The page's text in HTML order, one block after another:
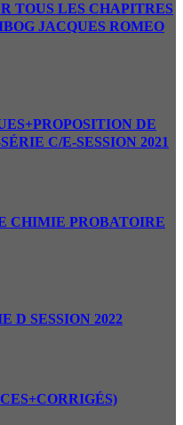
TOUS LES CHAPITRES
JACQUES ROMEO
DE
C/E-SESSION 2021
CHIMIE PROBATOIRE
D SESSION 2022